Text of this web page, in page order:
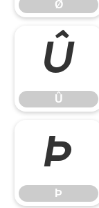
Ø
Û
Û
Þ
Þ